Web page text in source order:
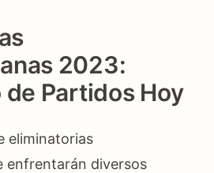
2023:
Partidos Hoy
eliminatorias
enfrentarán diversos